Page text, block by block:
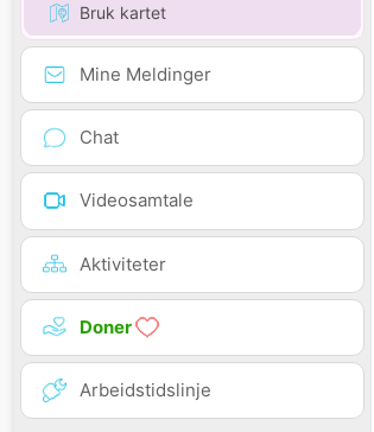
Bruk kartet
Mine Meldinger
Chat
Videosamtale
Aktiviteter
Doner
Arbeidstidslinje